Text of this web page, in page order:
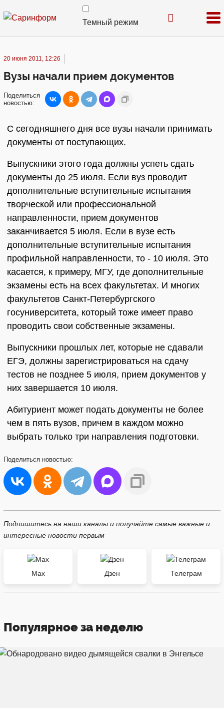
Темный режим
20 июня 2011, 12:26
Вузы начали прием документов
Поделиться
новостью:
С сегодняшнего дня все вузы начали принимать
документы от поступающих.
Выпускники этого года должны успеть сдать
документы до 25 июля. Если вуз проводит
дополнительные вступительные испытания
творческой или профессиональной
направленности, прием документов
заканчивается 5 июля. Если в вузе есть
дополнительные вступительные испытания
профильной направленности, то - 10 июля. Это
касается, к примеру, МГУ, где дополнительные
экзамены есть на всех факультетах. И многих
факультетов Санкт-Петербургского
госуниверситета, который тоже имеет право
проводить свои собственные экзамены.
Выпускники прошлых лет, которые не сдавали
ЕГЭ, должны зарегистрироваться на сдачу
тестов не позднее 5 июля, прием документов у
них завершается 10 июля.
Абитуриент может подать документы не более
чем в пять вузов, причем в каждом можно
выбрать только три направления подготовки.
Поделиться новостью:
Подпишитесь на наши каналы и получайте самые важные и
интересные новости первым
Max Дзен Телеграм
Популярное за неделю